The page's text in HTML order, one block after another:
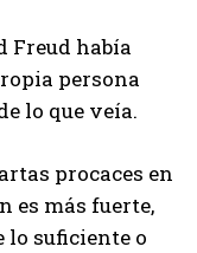
Freud había
persona
lo que veía.
procaces en
es más fuerte,
lo suficiente o